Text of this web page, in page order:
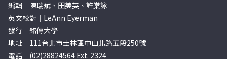
編輯｜陳瑞斌、田美英、許棠詠
英文校對｜LeAnn Eyerman
發行｜銘傳大學
地址｜111台北市士林區中山北路五段250號
電話｜(02)28824564 Ext. 2324